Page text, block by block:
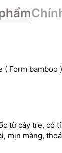
( Form bamboo
từ cây tre, có
mịn màng,